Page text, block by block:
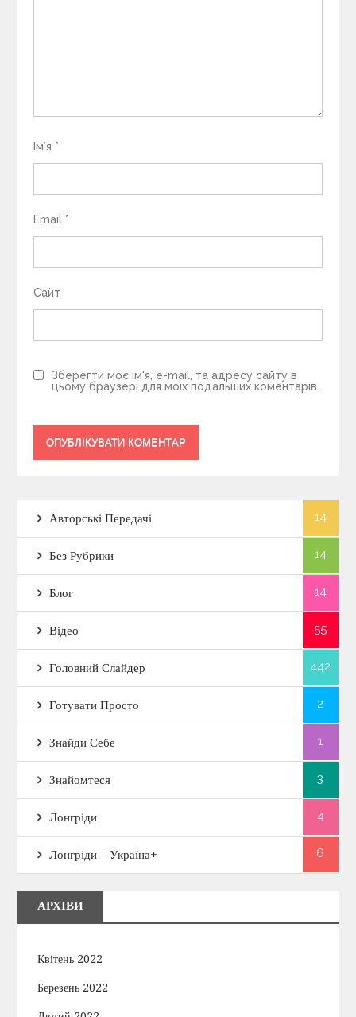
Ім’я *
Email *
Сайт
Зберегти моє ім'я, e-mail, та адресу сайту в
цьому браузері для моїх подальших коментарів.
Авторські Передачі 14
Без Рубрики 14
Блог 14
Відео 55
Головний Слайдер 442
Готувати Просто 2
Знайди Себе 1
Знайомтеся 3
Лонгріди 4
Лонгріди – Україна+ 6
АРХІВИ
Квітень 2022
Березень 2022